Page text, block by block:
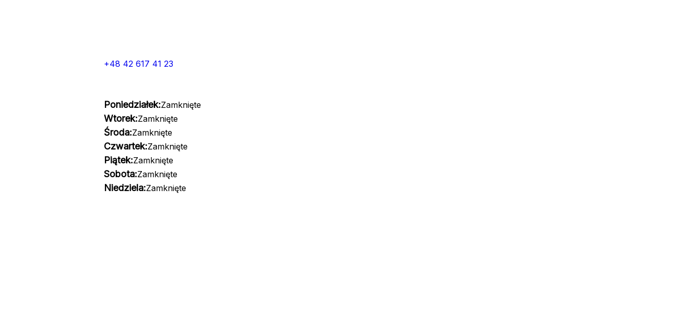
+48 42 617 41 23
Poniedziałek:Zamknięte
Wtorek:Zamknięte
Środa:Zamknięte
Czwartek:Zamknięte
Piątek:Zamknięte
Sobota:Zamknięte
Niedziela:Zamknięte